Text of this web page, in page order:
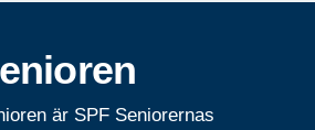
är SPF Seniorernas